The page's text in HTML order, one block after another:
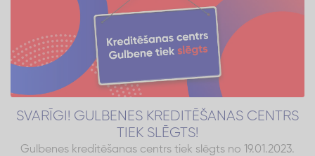
SVARĪGI! GULBENES KREDITĒŠANAS CENTRS
TIEK SLĒGTS!
Gulbenes kreditēšanas centrs tiek slēgts no 19.01.2023.